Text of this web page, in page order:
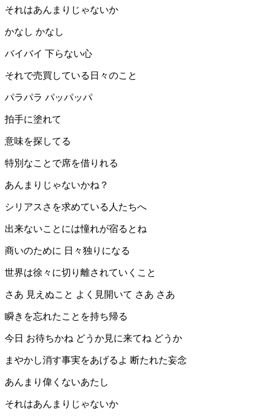
それはあんまりじゃないか
かなし かなし
バイバイ 下らない心
それで売買している日々のこと
パラパラ パッパッパ
拍手に塗れて
意味を探してる
特別なことで席を借りれる
あんまりじゃないかね？
シリアスさを求めている人たちへ
出来ないことには憧れが宿るとね
商いのために 日々独りになる
世界は徐々に切り離されていくこと
さあ 見えぬこと よく見開いて さあ さあ
瞬きを忘れたことを持ち帰る
今日 お待ちかね どうか見に来てね どうか
まやかし消す事実をあげるよ 断たれた妄念
あんまり偉くないあたし
それはあんまりじゃないか